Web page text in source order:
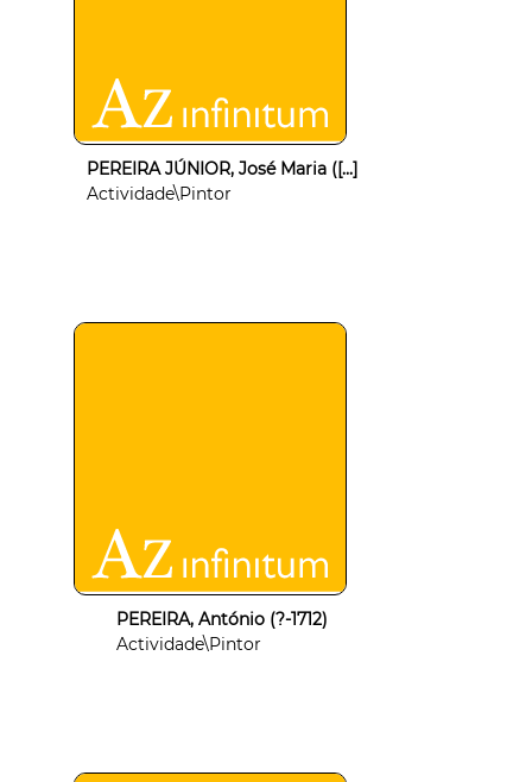
PEREIRA JÚNIOR, José Maria ([...]
Actividade\Pintor
PEREIRA, António (?-1712)
Actividade\Pintor